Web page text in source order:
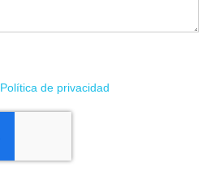
Política de privacidad